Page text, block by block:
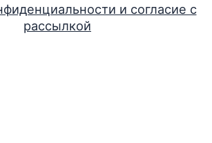
и согласие с
рассылкой